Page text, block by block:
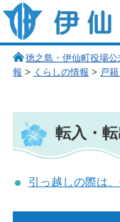
伊仙町 健康・長寿と子宝
徳之島・伊仙町役場
報 > くらしの情報 > 戸
転入・
引っ越しの際は